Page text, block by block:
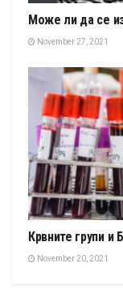
Може ли да се
November 27, 2021
Крвните групи и
November 20, 2021